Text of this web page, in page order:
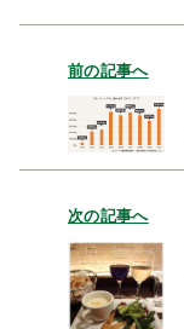
前の記事へ
次の記事へ